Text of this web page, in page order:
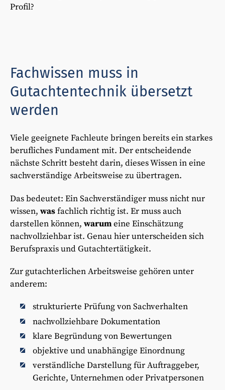
Profil?
Fachwissen muss in
Gutachtentechnik übersetzt
werden
Viele geeignete Fachleute bringen bereits ein starkes
berufliches Fundament mit. Der entscheidende
nächste Schritt besteht darin, dieses Wissen in eine
sachverständige Arbeitsweise zu übertragen.
Das bedeutet: Ein Sachverständiger muss nicht nur
wissen, wasfachlich richtig ist. Er muss auch
darstellen können, warumeine Einschätzung
nachvollziehbar ist. Genau hier unterscheiden sich
Berufspraxis und Gutachtertätigkeit.
Zur gutachterlichen Arbeitsweise gehören unter
anderem:
strukturierte Prüfung von Sachverhalten
nachvollziehbare Dokumentation
klare Begründung von Bewertungen
objektive und unabhängige Einordnung
verständliche Darstellung für Auftraggeber,
Gerichte, Unternehmen oder Privatpersonen